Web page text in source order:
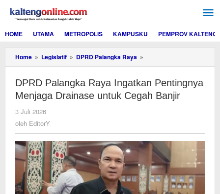
konten
HOME
UTAMA METROPOLIS KAMPUSKU PEMPROV KALTENG
Home » Legislatif » DPRD Palangka Raya »
Palangka
Ingatkan
Pentingnya
Menjaga
Banjir
DPRD Palangka Raya Ingatkan Pentingnya
Menjaga Drainase untuk Cegah Banjir
3 Juli 2026
oleh EditorY